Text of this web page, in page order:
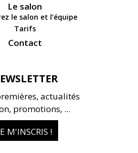
Le salon
le salon et l’équipe
Tarifs
Contact
actualités
promotions, ...
M'INSCRIS !